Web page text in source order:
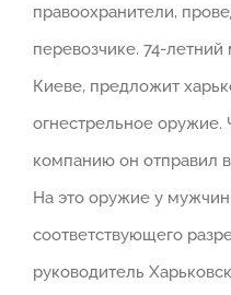
правоохранители,
перевозчике. 74-
Киеве, предложит
огнестрельное оружие.
компанию он отправил
На это оружие у
соответствующего
руководитель